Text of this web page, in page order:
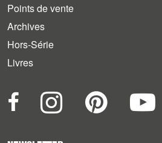
Points de vente
Archives
Hors-Série
Livres